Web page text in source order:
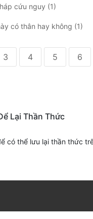
cứu nguy (1)
có thân hay không (1)
3 4 5 6
Lại Thần Thức
có thể lưu lại thần thức